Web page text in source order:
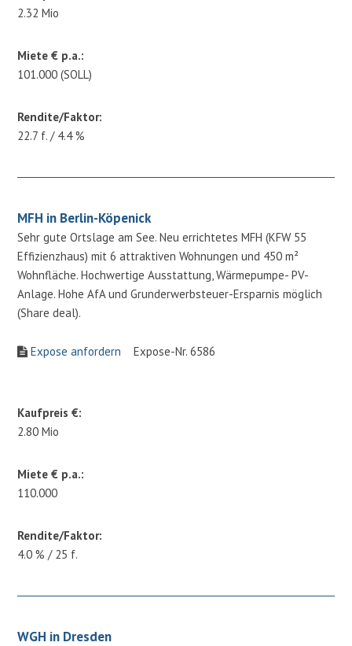
2.32 Mio
Miete € p.a.:
101.000 (SOLL)
Rendite/Faktor:
22.7 f. / 4.4 %
MFH in Berlin-Köpenick
Sehr gute Ortslage am See. Neu errichtetes MFH (KFW 55
Effizienzhaus) mit 6 attraktiven Wohnungen und 450 m²
Wohnfläche. Hochwertige Ausstattung, Wärmepumpe- PV-
Anlage. Hohe AfA und Grunderwerbsteuer-Ersparnis möglich
(Share deal).
Expose anfordern Expose-Nr. 6586
Kaufpreis €:
2.80 Mio
Miete € p.a.:
110.000
Rendite/Faktor:
4.0 % / 25 f.
WGH in Dresden